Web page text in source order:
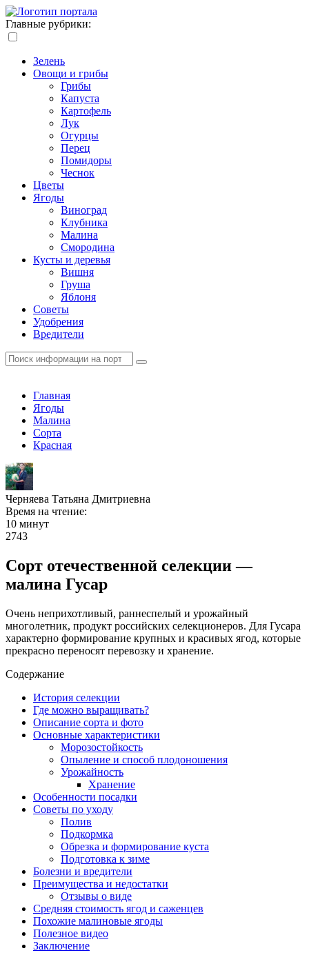
Главные рубрики:
Зелень
Овощи и грибы
Грибы
Капуста
Картофель
Лук
Огурцы
Перец
Помидоры
Чеснок
Цветы
Ягоды
Виноград
Клубника
Малина
Смородина
Кусты и деревья
Вишня
Груша
Яблоня
Советы
Удобрения
Вредители
Главная
Ягоды
Малина
Сорта
Красная
Черняева Татьяна Дмитриевна
Время на чтение:
10 минут
2743
Сорт отечественной селекции —
малина Гусар
Очень неприхотливый, раннеспелый и урожайный
многолетник, продукт российских селекционеров. Для Гусара
характерно формирование крупных и красивых ягод, которые
прекрасно переносят перевозку и хранение.
Содержание
История селекции
Где можно выращивать?
Описание сорта и фото
Основные характеристики
Морозостойкость
Опыление и способ плодоношения
Урожайность
Хранение
Особенности посадки
Советы по уходу
Полив
Подкормка
Обрезка и формирование куста
Подготовка к зиме
Болезни и вредители
Преимущества и недостатки
Отзывы о виде
Средняя стоимость ягод и саженцев
Похожие малиновые ягоды
Полезное видео
Заключение